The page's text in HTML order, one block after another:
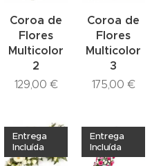
Coroa de
Flores
Multicolor
2
129,00 €
Coroa de
Flores
Multicolor
3
175,00 €
Entrega
Incluída
Entrega
Incluída